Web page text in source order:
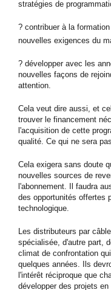
stratégies de
? contribuer à la formation
nouvelles exigences du
? développer avec les
nouvelles façons de
attention.
Cela veut dire aussi, et
trouver le financement
l'acquisition de cette
qualité. Ce qui ne sera
Cela exigera sans doute
nouvelles sources de
l'abonnement. Il faudra
des opportunités offertes
technologique.
Les distributeurs par
spécialisée, d'autre part,
climat de confrontation
quelques années. Ils
l'intérêt réciproque que
développer des projets